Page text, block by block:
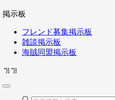
掲示板
フレンド募集掲示板
雑談掲示板
海賊同盟掲示板
"}] "}]